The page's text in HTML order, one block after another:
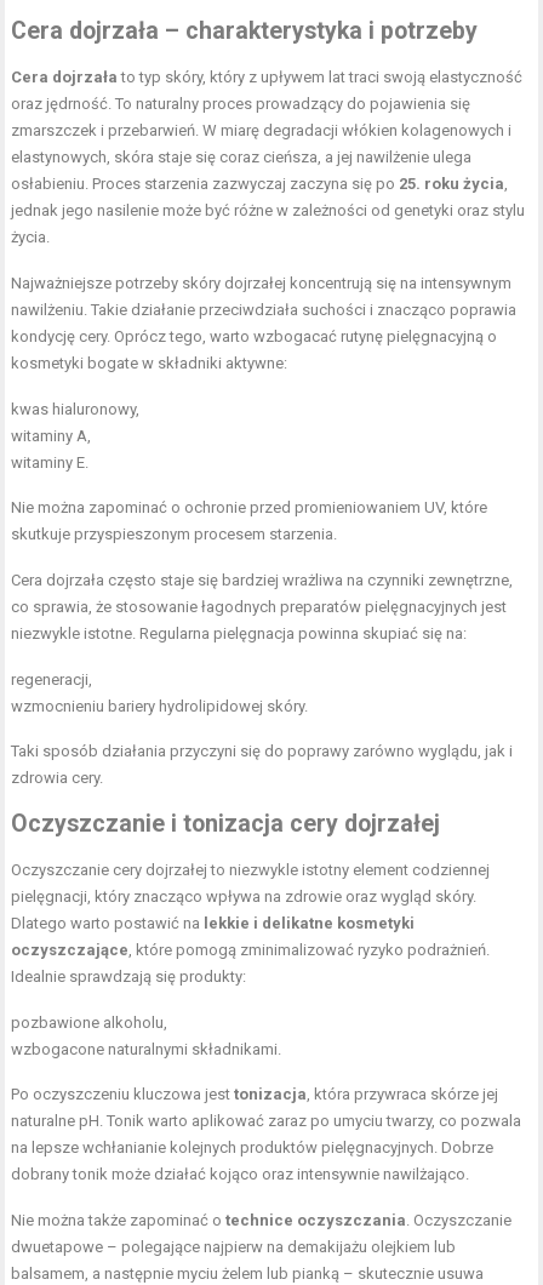
Cera dojrzała – charakterystyka i potrzeby
Cera dojrzała to typ skóry, który z upływem lat traci swoją elastyczność
oraz jędrność. To naturalny proces prowadzący do pojawienia się
zmarszczek i przebarwień. W miarę degradacji włókien kolagenowych i
elastynowych, skóra staje się coraz cieńsza, a jej nawilżenie ulega
osłabieniu. Proces starzenia zazwyczaj zaczyna się po 25. roku życia,
jednak jego nasilenie może być różne w zależności od genetyki oraz stylu
życia.
Najważniejsze potrzeby skóry dojrzałej koncentrują się na intensywnym
nawilżeniu. Takie działanie przeciwdziała suchości i znacząco poprawia
kondycję cery. Oprócz tego, warto wzbogacać rutynę pielęgnacyjną o
kosmetyki bogate w składniki aktywne:
kwas hialuronowy,
witaminy A,
witaminy E.
Nie można zapominać o ochronie przed promieniowaniem UV, które
skutkuje przyspieszonym procesem starzenia.
Cera dojrzała często staje się bardziej wrażliwa na czynniki zewnętrzne,
co sprawia, że stosowanie łagodnych preparatów pielęgnacyjnych jest
niezwykle istotne. Regularna pielęgnacja powinna skupiać się na:
regeneracji,
wzmocnieniu bariery hydrolipidowej skóry.
Taki sposób działania przyczyni się do poprawy zarówno wyglądu, jak i
zdrowia cery.
Oczyszczanie i tonizacja cery dojrzałej
Oczyszczanie cery dojrzałej to niezwykle istotny element codziennej
pielęgnacji, który znacząco wpływa na zdrowie oraz wygląd skóry.
Dlatego warto postawić na lekkie i delikatne kosmetyki
oczyszczające, które pomogą zminimalizować ryzyko podrażnień.
Idealnie sprawdzają się produkty:
pozbawione alkoholu,
wzbogacone naturalnymi składnikami.
Po oczyszczeniu kluczowa jesttonizacja, która przywraca skórze jej
naturalne pH. Tonik warto aplikować zaraz po umyciu twarzy, co pozwala
na lepsze wchłanianie kolejnych produktów pielęgnacyjnych. Dobrze
dobrany tonik może działać kojąco oraz intensywnie nawilżająco.
Nie można także zapominać otechnice oczyszczania. Oczyszczanie
dwuetapowe – polegające najpierw na demakijażu olejkiem lub
balsamem, a następnie myciu żelem lub pianką – skutecznie usuwa